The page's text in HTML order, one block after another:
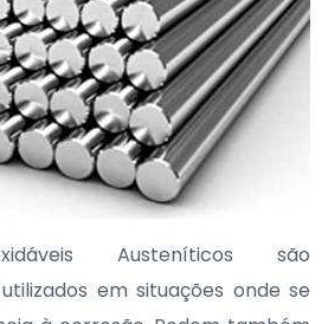
Austeníticos são
em situações onde se